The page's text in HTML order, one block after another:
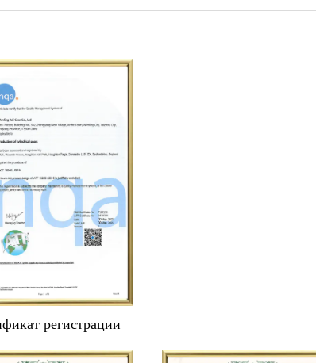
регистрации